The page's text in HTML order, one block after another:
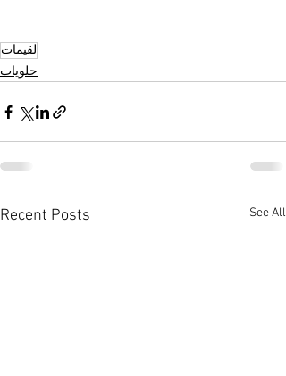
لقيمات
حلويات
Recent Posts See All